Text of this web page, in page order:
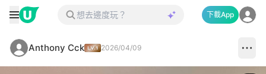
下載App
Anthony Cck 2026/04/09